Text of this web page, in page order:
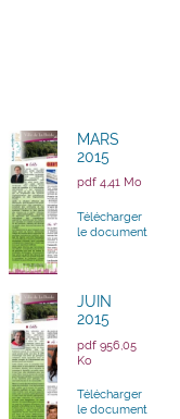
MARS
2015
pdf 4,41 Mo
Télécharger
le document
JUIN
2015
pdf 956,05
Ko
Télécharger
le document